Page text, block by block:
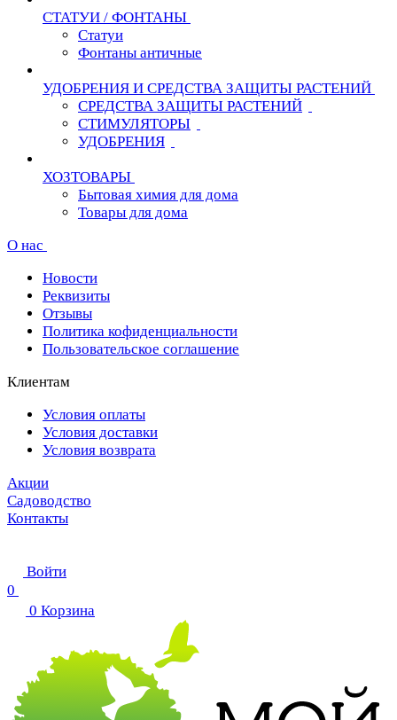
СТАТУИ / ФОНТАНЫ
Статуи
Фонтаны античные
УДОБРЕНИЯ И СРЕДСТВА ЗАЩИТЫ РАСТЕНИЙ
СРЕДСТВА ЗАЩИТЫ РАСТЕНИЙ
СТИМУЛЯТОРЫ
УДОБРЕНИЯ
ХОЗТОВАРЫ
Бытовая химия для дома
Товары для дома
О нас
Новости
Реквизиты
Отзывы
Политика кофиденциальности
Пользовательское соглашение
Клиентам
Условия оплаты
Условия доставки
Условия возврата
Акции
Садоводство
Контакты
Войти
0
0 Корзина